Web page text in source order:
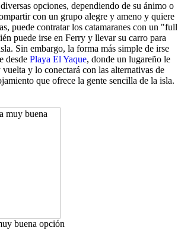
opciones, dependiendo de su ánimo o
con un grupo alegre y ameno y quiere
puede contratar los catamaranes con un "full
puede irse en Ferry y llevar su carro para
Sin embargo, la forma más simple de irse
desde Playa El Yaque, donde un lugareño le
y lo conectará con las alternativas de
que ofrece la gente sencilla de la isla.
buena opción